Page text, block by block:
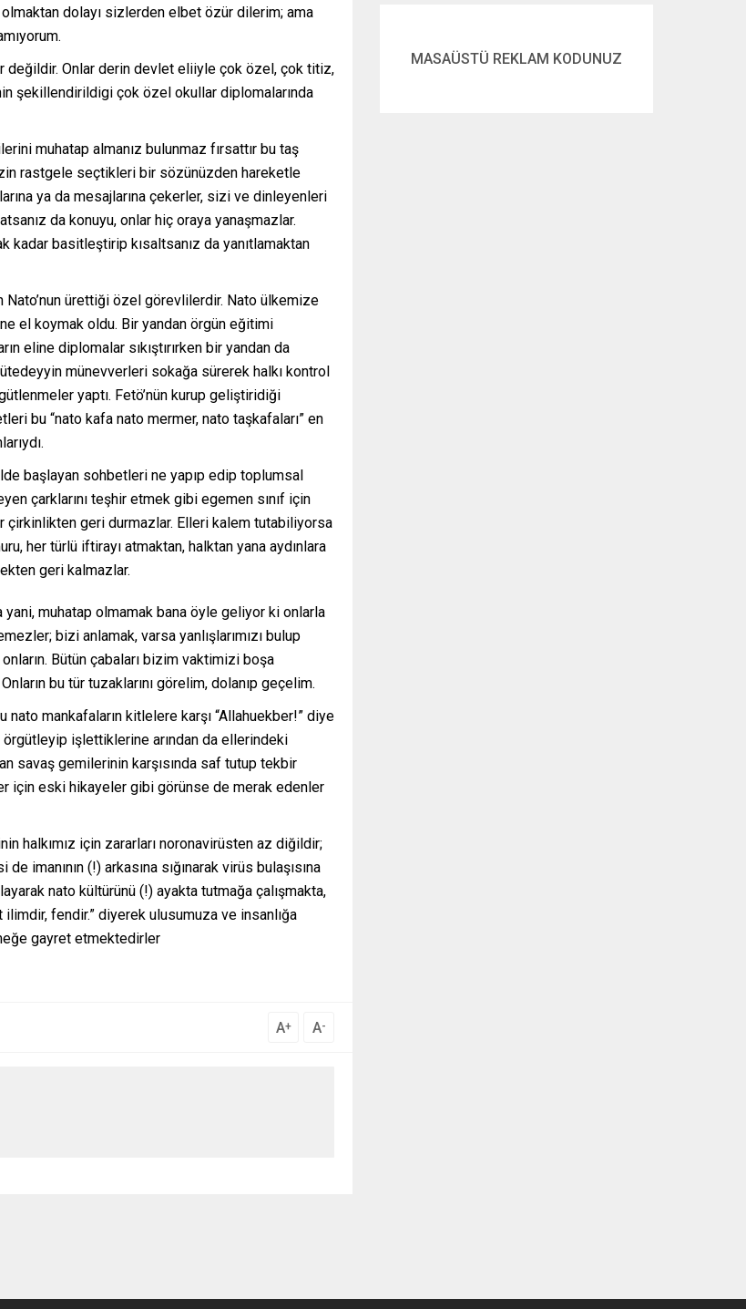
dolayı sizlerden elbet özür dilerim; ama
değildir. Onlar derin devlet eliiyle çok özel, çok titiz,
şekillendirildigi çok özel okullar diplomalarında
muhatap almanız bulunmaz fırsattır bu taş
rastgele seçtikleri bir sözünüzden hareketle
ya da mesajlarına çekerler, sizi ve dinleyenleri
da konuyu, onlar hiç oraya yanaşmazlar.
kadar basitleştirip kısaltsanız da yanıtlamaktan
ürettiği özel görevlilerdir. Nato ülkemize
el koymak oldu. Bir yandan örgün eğitimi
eline diplomalar sıkıştırırken bir yandan da
münevverleri sokağa sürerek halkı kontrol
yaptı. Fetö’nün kurup geliştiridiği
bu “nato kafa nato mermer, nato taşkafaları” en
başlayan sohbetleri ne yapıp edip toplumsal
çarklarını teşhir etmek gibi egemen sınıf için
geri durmazlar. Elleri kalem tutabiliyorsa
her türlü iftirayı atmaktan, halktan yana aydınlara
geri kalmazlar.
muhatap olmamak bana öyle geliyor ki onlarla
bizi anlamak, varsa yanlışlarımızı bulup
Bütün çabaları bizim vaktimizi boşa
bu tür tuzaklarını görelim, dolanıp geçelim.
mankafaların kitlelere karşı “Allahuekber!” diye
örgütleyip işlettiklerine arından da ellerindeki
savaş gemilerinin karşısında saf tutup tekbir
için eski hikayeler gibi görünse de merak edenler
halkımız için zararları noronavirüsten az diğildir;
imanının (!) arkasına sığınarak virüs bulaşısına
nato kültürünü (!) ayakta tutmağa çalışmakta,
fendir.” diyerek ulusumuza ve insanlığa
gayret etmektedirler
A+ A-
MASAÜSTÜ REKLAM KODUNUZ